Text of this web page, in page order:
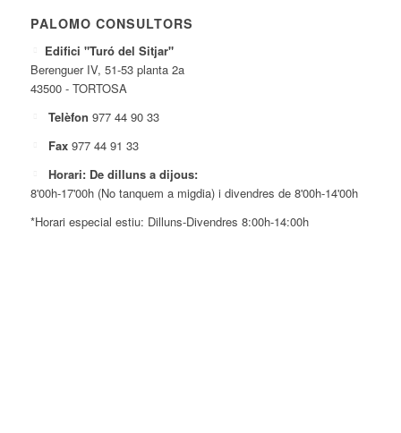
PALOMO CONSULTORS
Edifici "Turó del Sitjar"
Berenguer IV, 51-53 planta 2a
43500 - TORTOSA
Telèfon 977 44 90 33
Fax 977 44 91 33
Horari: De dilluns a dijous:
8'00h-17'00h (No tanquem a migdia) i divendres de 8'00h-14'00h
*Horari especial estiu: Dilluns-Divendres 8:00h-14:00h